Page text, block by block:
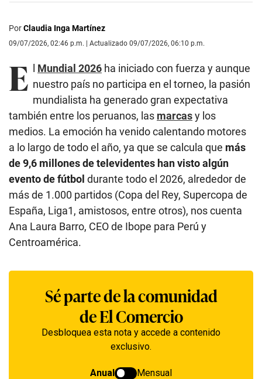
PorClaudia Inga Martínez
09/07/2026, 02:46 p.m. | Actualizado 09/07/2026, 06:10 p.m.
E l Mundial 2026 ha iniciado con fuerza y aunque
nuestro país no participa en el torneo, la pasión
mundialista ha generado gran expectativa
también entre los peruanos, las marcasy los
medios. La emoción ha venido calentando motores
a lo largo de todo el año, ya que se calcula que más
de 9,6 millones de televidentes han visto algún
evento de fútbol durante todo el 2026, alrededor de
más de 1.000 partidos (Copa del Rey, Supercopa de
España, Liga1, amistosos, entre otros), nos cuenta
Ana Laura Barro, CEO de Ibope para Perú y
Centroamérica.